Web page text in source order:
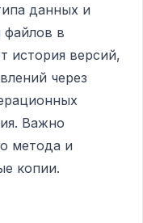
данных и
файлов в
история версий,
через
Важно
метода и
копии.